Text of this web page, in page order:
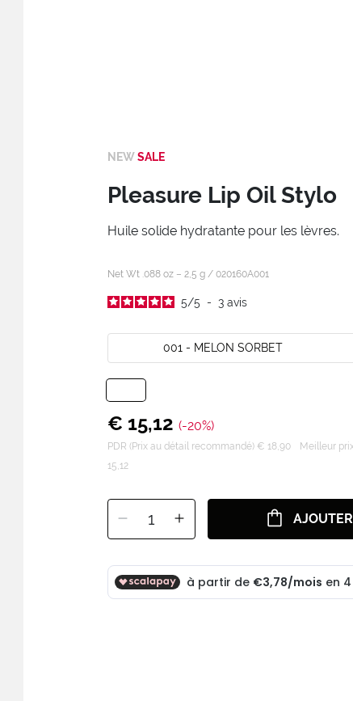
NEWSALE
Pleasure Lip Oil Stylo
Huile solide hydratante pour les lèvres.
Net Wt .088 oz – 2,5 g / 020160A001
5/5 - 3 avis
001 - MELON SORBET
€ 15,12 (-20%)
PDR (Prix au détail recommandé) € 18,90
Meilleur
15,12
1